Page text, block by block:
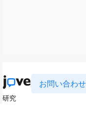
お問い合わせ
研究